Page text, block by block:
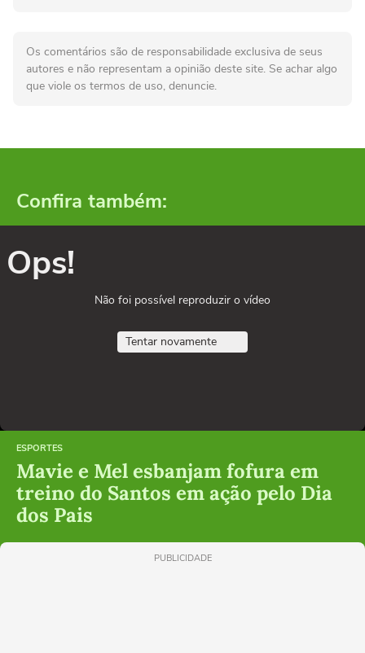
Os comentários são de responsabilidade exclusiva de seus
autores e não representam a opinião deste site. Se achar algo
que viole os termos de uso, denuncie.
Confira também:
Ops!
Não foi possível reproduzir o vídeo
Tentar novamente
ESPORTES
Mavie e Mel esbanjam fofura em
treino do Santos em ação pelo Dia
dos Pais
PUBLICIDADE